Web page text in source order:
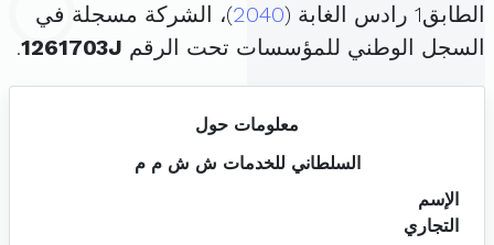
الطابق1 رادس الغابة (
2040)، الشركة مسجلة في
السجل الوطني للمؤسسات تحت الرقم 1261703J
.
معلومات حول
السلطاني للخدمات ش ش م م
الإسم
التجاري